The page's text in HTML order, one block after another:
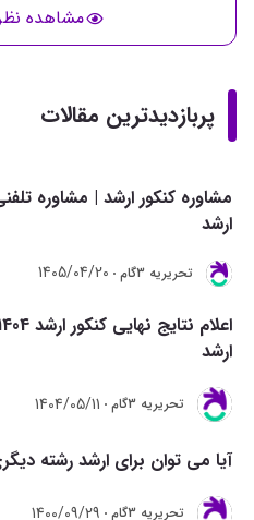
مشاهده
پربازدیدترین مقالات
مشاوره کنکور ارشد | مشاوره
ارشد
تحريريه 3گام 1405/04/20
ارشد
تحريريه 3گام 1404/05/11
آیا می توان برای ارشد رشته
تحريريه 3گام 1400/09/29